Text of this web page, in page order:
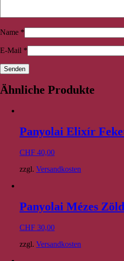
Name *
E-Mail *
Ähnliche Produkte
Panyolai Elixír
CHF 40,00
zzgl. Versandkosten
Panyolai Mézes
CHF 30,00
zzgl. Versandkosten